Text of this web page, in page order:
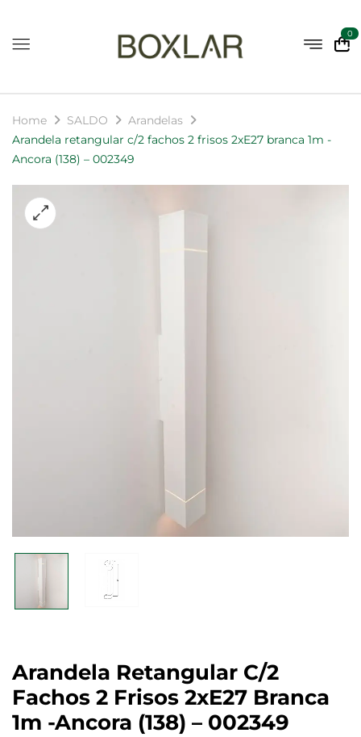
0
Home SALDO
Arandelas
Arandela retangular c/2 fachos 2 frisos 2xE27 branca 1m -
Ancora (138) – 002349
Arandela Retangular C/2
Fachos 2 Frisos 2xE27 Branca
1m -Ancora (138) – 002349